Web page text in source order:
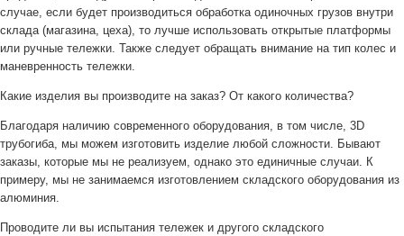
случае, если будет производиться обработка одиночных грузов внутри
склада (магазина, цеха), то лучше использовать открытые платформы
или ручные тележки. Также следует обращать внимание на тип колес и
маневренность тележки.
Какие изделия вы производите на заказ? От какого количества?
Благодаря наличию современного оборудования, в том числе, 3D
трубогиба, мы можем изготовить изделие любой сложности. Бывают
заказы, которые мы не реализуем, однако это единичные случаи. К
примеру, мы не занимаемся изготовлением складского оборудования из
алюминия.
Проводите ли вы испытания тележек и другого складского